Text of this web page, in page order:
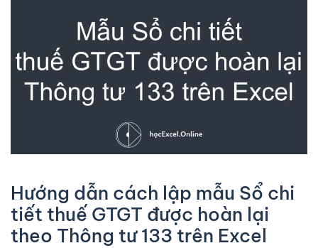
Hướng dẫn cách lập mẫu Sổ chi
tiết thuế GTGT được hoàn lại
theo Thông tư 133 trên Excel